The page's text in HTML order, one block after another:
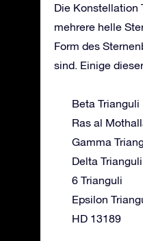
Die Konstellation
mehrere helle
Form des
sind. Einige
Beta Trianguli
Ras al
Gamma
Delta Trianguli
6 Trianguli
Epsilon
HD 13189